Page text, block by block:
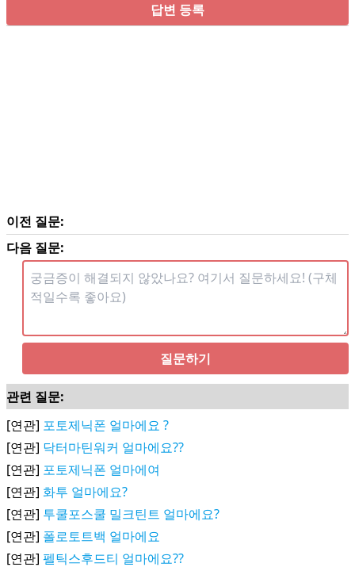
답변 등록
이전 질문:
다음 질문:
질문하기
관련 질문:
[연관] 포토제닉폰 얼마에요 ?
[연관] 닥터마틴워커 얼마에요??
[연관] 포토제닉폰 얼마에여
[연관] 화투 얼마에요?
[연관] 투쿨포스쿨 밀크틴트 얼마에요?
[연관] 폴로토트백 얼마에요
[연관] 펠틱스후드티 얼마에요??